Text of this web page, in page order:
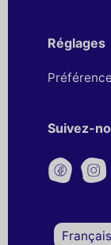
Réglages
Suivez-
Français